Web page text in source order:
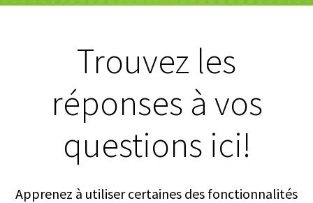
Trouvez les
réponses à vos
questions ici!
Apprenez à utiliser certaines des fonctionnalités